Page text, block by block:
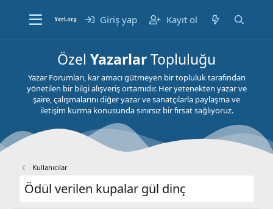
Giriş yap Kayıt ol
Özel YazarlarTopluluğu
Yazar Forumları, kar amacı gütmeyen bir topluluk tarafından
yönetilen bir bilgi alışveriş ortamıdır. Her yetenekten yazar ve
şaire, çalışmalarını diğer yazar ve sanatçılarla paylaşma ve
iletişim kurma konusunda sınırsız bir fırsat sağlıyoruz.
Kullanıcılar
Ödül verilen kupalar gül dinç